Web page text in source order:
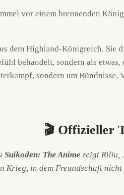
dem Highland-Königreich. Sie
behandelt, sondern als
sondern um
🎬 Offizieller
Suikoden: The Anime zeigt Riliu,
Krieg, in dem Freundschaft